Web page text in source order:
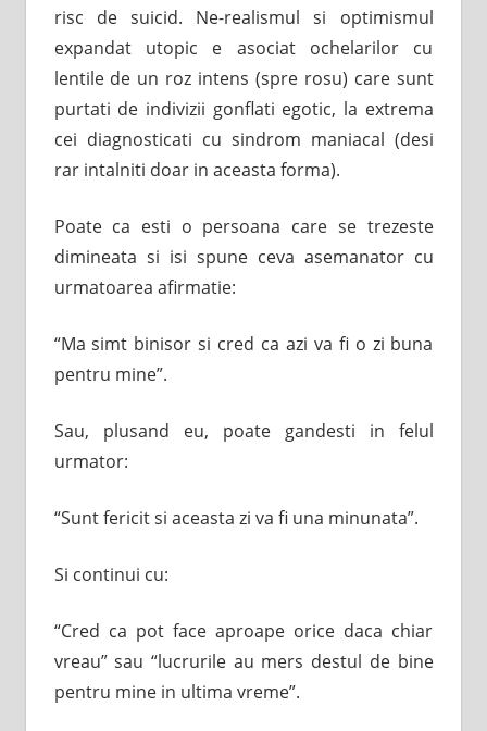
risc de suicid. Ne-realismul si optimismul
expandat utopic e asociat ochelarilor cu
lentile de un roz intens (spre rosu) care sunt
purtati de indivizii gonflati egotic, la extrema
cei diagnosticati cu sindrom maniacal (desi
rar intalniti doar in aceasta forma).
Poate ca esti o persoana care se trezeste
dimineata si isi spune ceva asemanator cu
urmatoarea afirmatie:
“Ma simt binisor si cred ca azi va fi o zi buna
pentru mine”.
Sau, plusand eu, poate gandesti in felul
urmator:
“Sunt fericit si aceasta zi va fi una minunata”.
Si continui cu:
“Cred ca pot face aproape orice daca chiar
vreau” sau “lucrurile au mers destul de bine
pentru mine in ultima vreme”.